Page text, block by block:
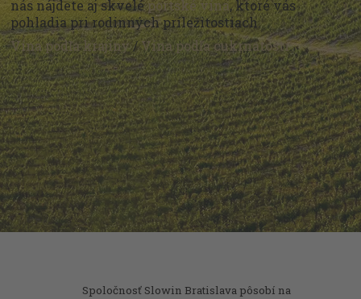
nás nájdete aj skveléportské vína, ktoré vás
pohladia pri rodinných príležitostiach.
Vína podľa krajiny/Vína podľa cukrnatosti
Spoločnosť Slowin Bratislava pôsobí na